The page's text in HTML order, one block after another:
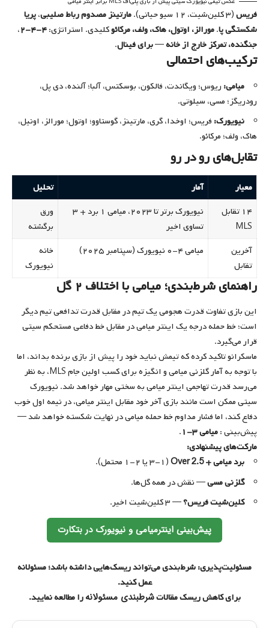
فریس(۳ کلین‌شیت، ۱۲ سیو حیاتی). مارتینز مصدوم رباط صلیبی،پریا
شکستگی پا.مورالز، اوتول، هاک، ولف، مرکائوکلیدی. استراتژی:۴-۴-۲
،
جنگنده، تمرکز خارج از خانه—برای فینال.
ترکیب‌های احتمالی
میامی: ریوس؛ ویگاندت، فالکون، بوسکتس، آلبا؛ آلنده، دی پل،
رودریگز؛ مسی، سیلوتی.
نیویورک: فریس؛ اوخدا، گری، مارتینز، گوستاوو؛ اوتول؛ مورالز، اونیل،
هاک، ولف؛ مرکائو.
تقابل‌های رو در رو
معیار آمار
تحلیل
۱۴ تقابل
MLS
نیویورک برتر تا ۲۰۲۳، میامی ۱ برد + ۳
تساوی اخیر
ورق
برگشته
آخرین
تقابل
میامی ۴-۰ نیویورک (سپتامبر ۲۰۲۵)
خانه
نیویورک
راهنمای شرط‌بندی؛ میامی با اختلاف ۲ گل
این بازی تفاوت‌ قدرت هجومی یک تیم در مقابل قدرت تدافعی تیم دیگر
است؛ خط حمله درجه یک اینتر میامی در مقابل خط دفاعی مستحکم سیتی
قرار می‌گیرد.
ماسکرانو تاکید کرده که تیمش نباید خود را پیش از بازی برنده بداند، اما
با توجه به آمار گلزنی میامی و انگیزه برای کسب اولین جام MLS، به نظر
می‌رسد قدرت تهاجمی اینتر میامی به سختی مهار خواهد شد. نیویورک
سیتی ممکن است مانند بازی آخر خود مقابل اینتر میامی، در نیمه اول خوب
دفاع کند، اما فشار مداوم خط حمله میامی در نهایت شکسته خواهد شد —
پیش‌بینی :میامی ۳-۱
.
مارکت‌های پیشنهادی:
برد میامی + Over 2.5
(۳-۱ یا ۲-۱ محتمل).
گلزنی مسی— نقش در همه گل‌ها.
کلین‌شیت فریس؟— ۳ کلین‌شیت اخیر.
پیش‌بینی اینترمیامی و نیویورک در بتکارت
مسئولیت‌پذیری: شرط‌بندی می‌تواند ریسک‌هایی داشته باشد؛ مسئولانه
عمل کنید.
برای کاهش ریسک مقالاتشرطبندی مسئولانهرا مطالعه نمایید.